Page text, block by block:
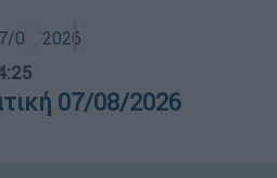
07/08/2026